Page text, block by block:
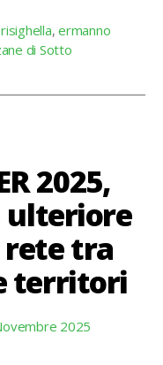
,ermanno
di Sotto
2025,
ulteriore
tra
territori
2025